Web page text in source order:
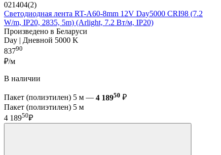
021404(2)
Светодиодная лента RT-A60-8mm 12V Day5000 CRI98 (7.2
W/m, IP20, 2835, 5m) (Arlight, 7.2 Вт/м, IP20)
Произведено в Беларуси
Day | Дневной 5000 K
83790
₽/м
В наличии
Пакет (полиэтилен) 5 м — 4 18950 ₽
Пакет (полиэтилен) 5 м
4 18950₽